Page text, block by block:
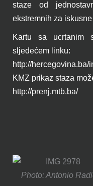
staze od
ekstremnih za
Kartu sa ucrtanim
sljedećem linku:
http://
KMZ prikaz staza
http://prenj.mtb.ba/
Photo: Antonio